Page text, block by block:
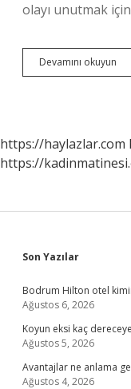
olayı unutmak
Devamını okuyun
https://haylazlar.com
https://
Sidebar
Son Yazılar
Bodrum Hilton otel
Ağustos 6, 2026
Koyun eksi kaç
Ağustos 5, 2026
Avantajlar ne anlama
Ağustos 4, 2026